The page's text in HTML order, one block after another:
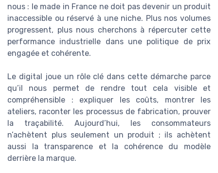
nous : le made in France ne doit pas devenir un produit
inaccessible ou réservé à une niche. Plus nos volumes
progressent, plus nous cherchons à répercuter cette
performance industrielle dans une politique de prix
engagée et cohérente.
Le digital joue un rôle clé dans cette démarche parce
qu’il nous permet de rendre tout cela visible et
compréhensible : expliquer les coûts, montrer les
ateliers, raconter les processus de fabrication, prouver
la traçabilité. Aujourd’hui, les consommateurs
n’achètent plus seulement un produit ; ils achètent
aussi la transparence et la cohérence du modèle
derrière la marque.